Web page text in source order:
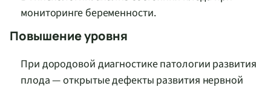
мониторинге беременности.
Повышение уровня
При дородовой диагностике патологии развития
плода — открытые дефекты развития нервной